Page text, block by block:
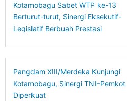
Kotamobagu Sabet WTP ke-13
Berturut-turut, Sinergi Eksekutif-
Legislatif Berbuah Prestasi
Pangdam XIII/Merdeka Kunjungi
Kotamobagu, Sinergi TNI–Pemkot
Diperkuat